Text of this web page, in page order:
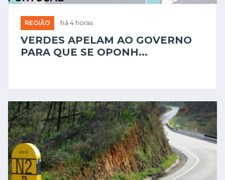
REGIÃO há 4 horas
VERDES APELAM AO GOVERNO
PARA QUE SE OPONH...